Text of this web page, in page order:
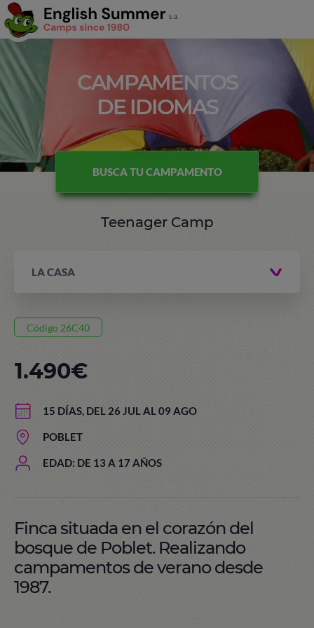
CAMPAMENTOS
DE IDIOMAS
BUSCA TU CAMPAMENTO
Teenager Camp
LA CASA
Código 26C40
15 DÍAS, DEL 26 JUL AL 09 AGO
POBLET
EDAD: DE 13 A 17 AÑOS
1.490€
Finca situada en el corazón del
bosque de Poblet. Realizando
campamentos de verano desde
1987.